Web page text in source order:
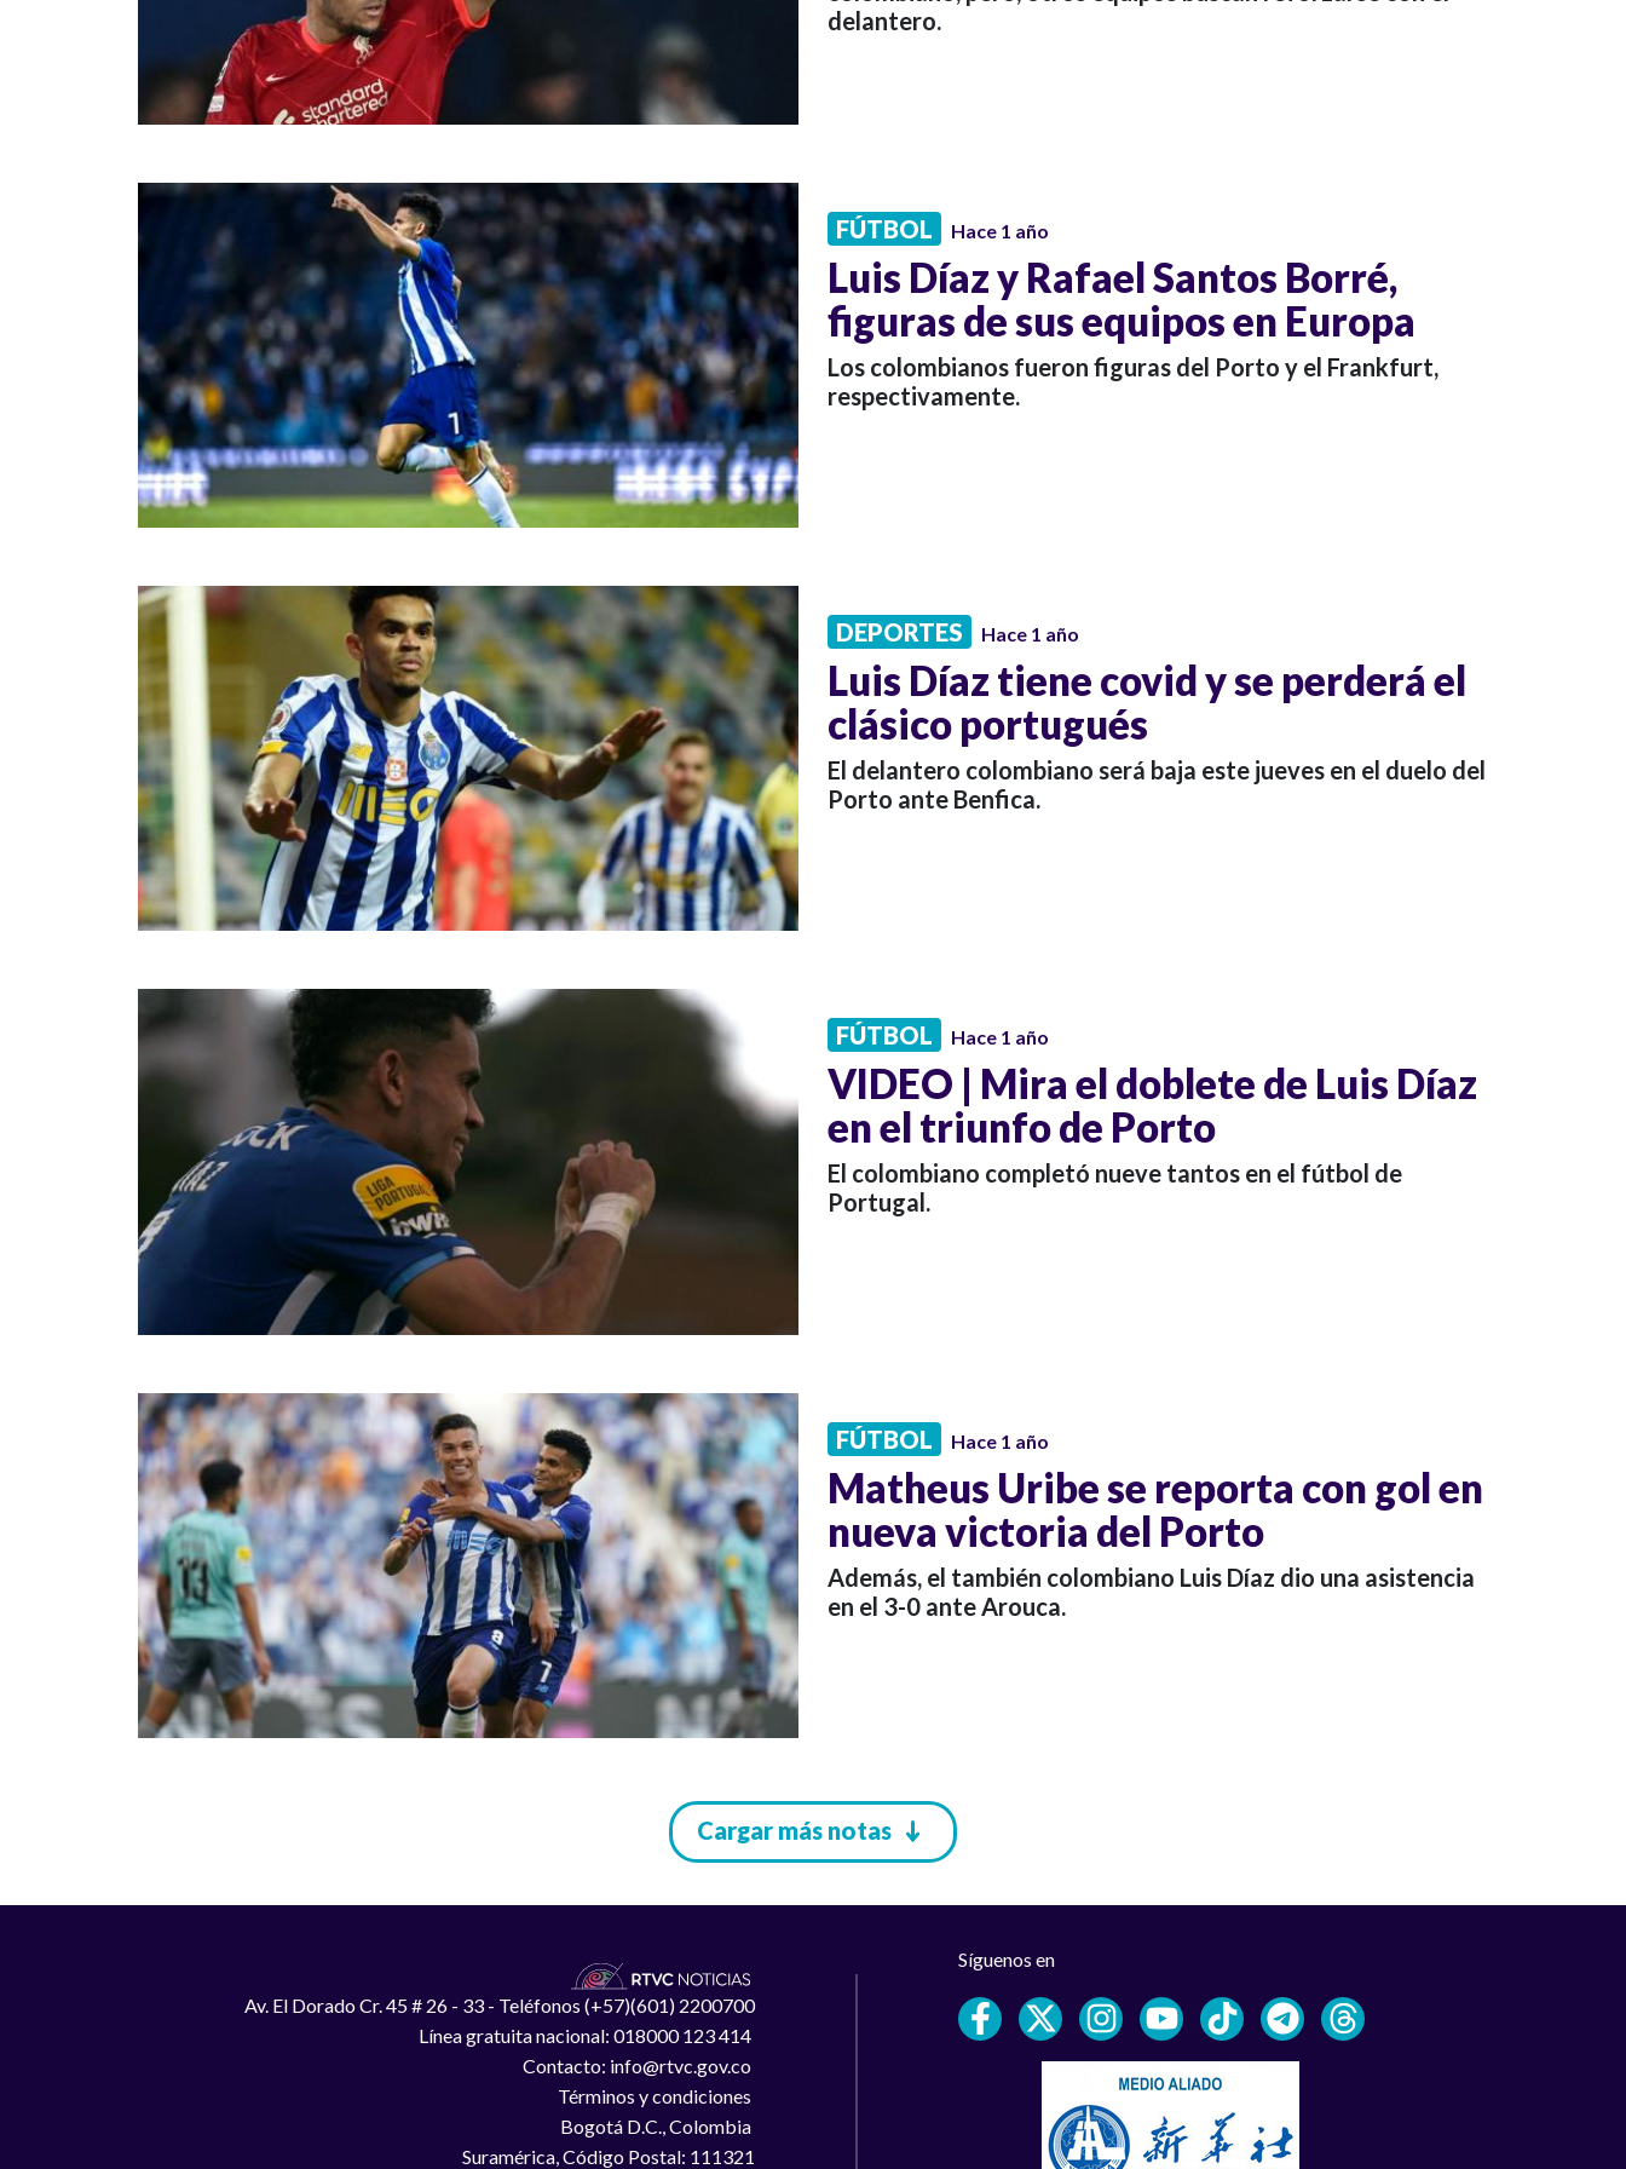
delantero.
FÚTBOL Hace 1 año
Luis Díaz y Rafael Santos Borré,
figuras de sus equipos en Europa
Los colombianos fueron figuras del Porto y el Frankfurt,
respectivamente.
DEPORTES Hace 1 año
Luis Díaz tiene covid y se perderá el
clásico portugués
El delantero colombiano será baja este jueves en el duelo del
Porto ante Benfica.
FÚTBOL Hace 1 año
VIDEO | Mira el doblete de Luis Díaz
en el triunfo de Porto
El colombiano completó nueve tantos en el fútbol de
Portugal.
FÚTBOL Hace 1 año
Matheus Uribe se reporta con gol en
nueva victoria del Porto
Además, el también colombiano Luis Díaz dio una asistencia
en el 3-0 ante Arouca.
Cargar más notas
Av. El Dorado Cr. 45 # 26 - 33 - Teléfonos (+57)(601) 2200700
Línea gratuita nacional: 018000 123 414
Contacto: info@rtvc.gov.co
Términos y condiciones
Bogotá D.C., Colombia
Suramérica, Código Postal: 111321
Síguenos en